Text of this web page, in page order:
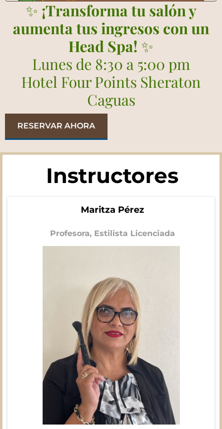
✨ ¡Transforma tu salón y
aumenta tus ingresos con un
Head Spa! ✨
Lunes de 8:30 a 5:00 pm
Hotel Four Points Sheraton
Caguas
RESERVAR AHORA
Instructores
Maritza Pérez
Profesora, Estilista Licenciada